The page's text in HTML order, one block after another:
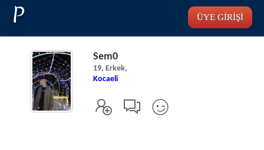
P ÜYE GİRİŞİ
Sem0
19, Erkek,
Kocaeli